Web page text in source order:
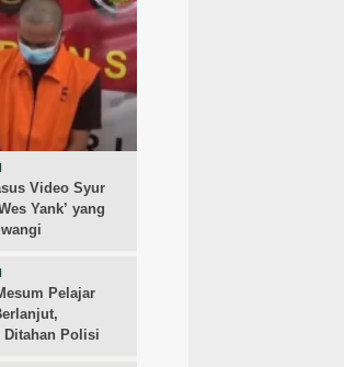
Video Syur
Yank’ yang
Pelajar
Ditahan Polisi